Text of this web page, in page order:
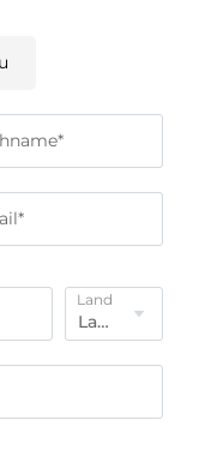
für bis zu
Land